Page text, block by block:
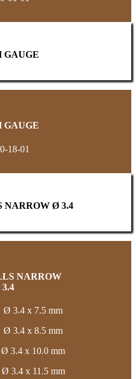
GAUGE
GAUGE
18-01
Ø 3.4
NARROW
3.4 x 7.5 mm
3.4 x 8.5 mm
3.4 x 10.0 mm
3.4 x 11.5 mm